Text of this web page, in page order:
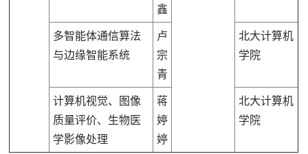
鑫
多智能体通信算法
与边缘智能系统
卢
宗
青
北大计算机
学院
计算机视觉、图像
质量评价、生物医
学影像处理
蒋
婷
婷
北大计算机
学院